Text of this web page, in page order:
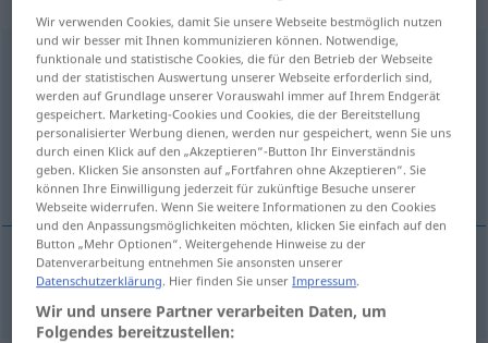
auslachen
Übersicht aller Übersetzungen
(Für mehr Details die Übersetzung anklicken/antippen)
uitlachen
uitlachen auslachen
Wir verwenden Cookies, damit Sie unsere Webseite bestmöglich nutzen
und wir besser mit Ihnen kommunizieren können. Notwendige,
funktionale und statistische Cookies, die für den Betrieb der Webseite
und der statistischen Auswertung unserer Webseite erforderlich sind,
werden auf Grundlage unserer Vorauswahl immer auf Ihrem Endgerät
gespeichert. Marketing-Cookies und Cookies, die der Bereitstellung
personalisierter Werbung dienen, werden nur gespeichert, wenn Sie uns
durch einen Klick auf den „Akzeptieren“-Button Ihr Einverständnis
geben. Klicken Sie ansonsten auf „Fortfahren ohne Akzeptieren“. Sie
können Ihre Einwilligung jederzeit für zukünftige Besuche unserer
Webseite widerrufen. Wenn Sie weitere Informationen zu den Cookies
und den Anpassungsmöglichkeiten möchten, klicken Sie einfach auf den
Button „Mehr Optionen“. Weitergehende Hinweise zu der
Datenverarbeitung entnehmen Sie ansonsten unserer
Datenschutzerklärung. Hier finden Sie unserImpressum.
Wir und unsere Partner verarbeiten Daten, um
Folgendes bereitzustellen: